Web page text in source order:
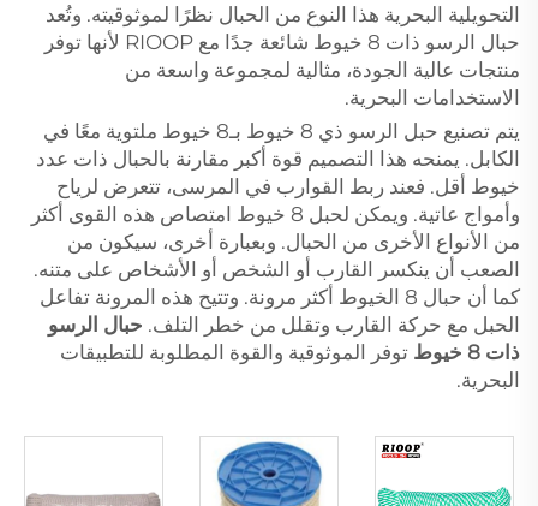
التحويلية البحرية هذا النوع من الحبال نظرًا لموثوقيته. وتُعد
حبال الرسو ذات 8 خيوط شائعة جدًا مع RIOOP لأنها توفر
منتجات عالية الجودة، مثالية لمجموعة واسعة من
الاستخدامات البحرية.
يتم تصنيع حبل الرسو ذي 8 خيوط بـ8 خيوط ملتوية معًا في
الكابل. يمنحه هذا التصميم قوة أكبر مقارنة بالحبال ذات عدد
خيوط أقل. فعند ربط القوارب في المرسى، تتعرض لرياح
وأمواج عاتية. ويمكن لحبل 8 خيوط امتصاص هذه القوى أكثر
من الأنواع الأخرى من الحبال. وبعبارة أخرى، سيكون من
الصعب أن ينكسر القارب أو الشخص أو الأشخاص على متنه.
كما أن حبال 8 الخيوط أكثر مرونة. وتتيح هذه المرونة تفاعل
الحبل مع حركة القارب وتقلل من خطر التلف. حبال الرسو
ذات 8 خيوط
توفر الموثوقية والقوة المطلوبة للتطبيقات
البحرية.